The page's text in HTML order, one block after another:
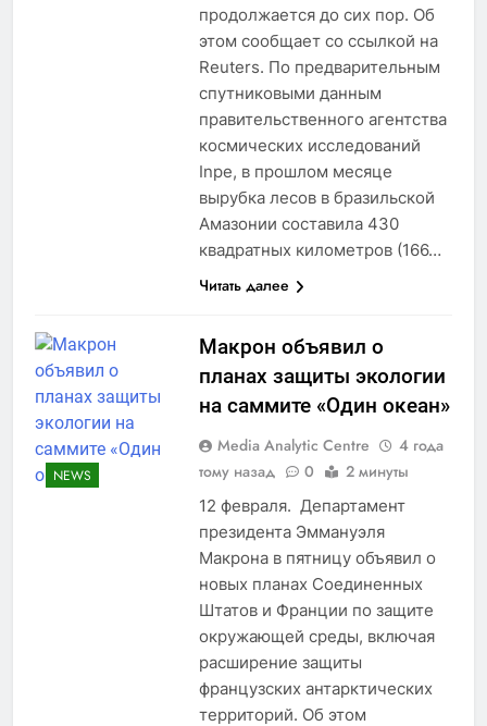
продолжается до сих пор. Об
этом сообщает со ссылкой на
Reuters. По предварительным
спутниковыми данным
правительственного агентства
космических исследований
Inpe, в прошлом месяце
вырубка лесов в бразильской
Амазонии составила 430
квадратных километров (166…
Читать далее
NEWS
Макрон объявил о
планах защиты экологии
на саммите «Один океан»
Media Analytic Centre
4 года
тому назад
0 2 минуты
12 февраля. Департамент
президента Эммануэля
Макрона в пятницу объявил о
новых планах Соединенных
Штатов и Франции по защите
окружающей среды, включая
расширение защиты
французских антарктических
территорий. Об этом